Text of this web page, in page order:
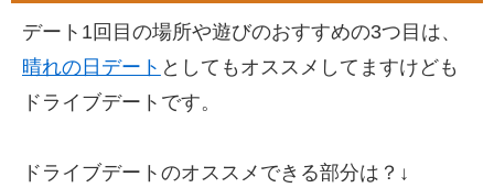
デート1回目の場所や遊びのおすすめの3つ目は、
晴れの日デート としてもオススメしてますけども
ドライブデートです。
ドライブデートのオススメできる部分は？↓